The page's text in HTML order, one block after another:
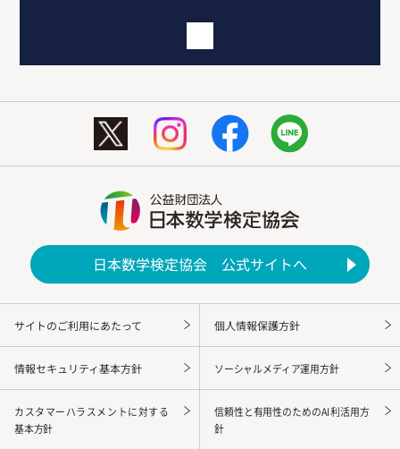
日本数学検定協会 公式サイトへ
サイトのご利用にあたって 個人情報保護方針
情報セキュリティ基本方針 ソーシャルメディア運用方針
カスタマーハラスメントに対する
基本方針
信頼性と有用性のためのAI利活用方
針